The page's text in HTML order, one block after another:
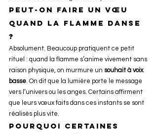
Peut-on faire un vœu
quand la flamme danse
?
Absolument. Beaucoup pratiquent ce petit
rituel : quand la flamme s’anime vivement sans
raison physique, on murmure un souhait à voix
basse. On dit que la lumière porte le message
vers l’univers ou les anges. Certains affirment
que leurs vœux faits dans ces instants se sont
réalisés plus vite.
Pourquoi certaines